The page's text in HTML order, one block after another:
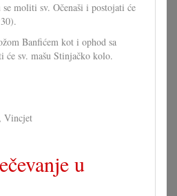
moliti sv. Očenaši i postojati će
Banfićem kot i ophod sa
sv. mašu Stinjačko kolo.
Vincjet
u